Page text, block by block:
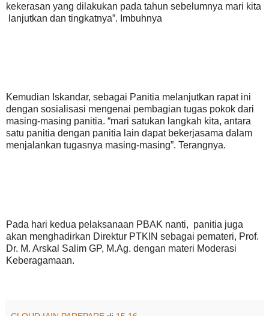
kekerasan yang dilakukan pada tahun sebelumnya mari kita
lanjutkan dan tingkatnya”. Imbuhnya
Kemudian Iskandar, sebagai Panitia melanjutkan rapat ini
dengan sosialisasi mengenai pembagian tugas pokok dari
masing-masing panitia. “mari satukan langkah kita, antara
satu panitia dengan panitia lain dapat bekerjasama dalam
menjalankan tugasnya masing-masing”. Terangnya.
Pada hari kedua pelaksanaan PBAK nanti, panitia juga
akan menghadirkan Direktur PTKIN sebagai pemateri, Prof.
Dr. M. Arskal Salim GP, M.Ag. dengan materi Moderasi
Keberagamaan.